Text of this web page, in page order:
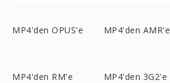
MP4'den OPUS'e MP4'den AMR'e
MP4'den RM'e MP4'den 3G2'e